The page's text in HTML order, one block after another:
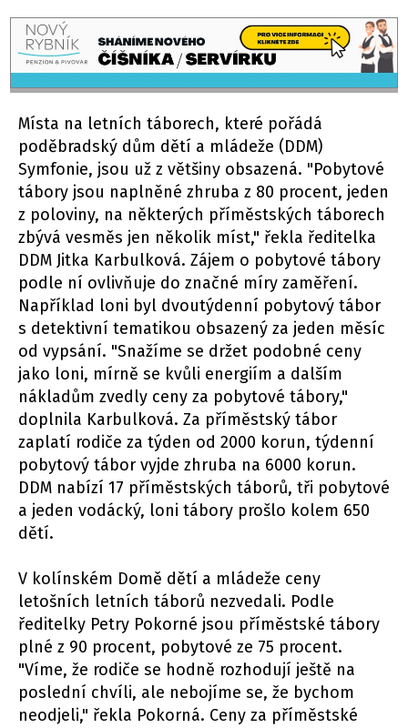
Místa na letních táborech, které pořádá
poděbradský dům dětí a mládeže (DDM)
Symfonie, jsou už z většiny obsazená. "Pobytové
tábory jsou naplněné zhruba z 80 procent, jeden
z poloviny, na některých příměstských táborech
zbývá vesměs jen několik míst," řekla ředitelka
DDM Jitka Karbulková. Zájem o pobytové tábory
podle ní ovlivňuje do značné míry zaměření.
Například loni byl dvoutýdenní pobytový tábor
s detektivní tematikou obsazený za jeden měsíc
od vypsání. "Snažíme se držet podobné ceny
jako loni, mírně se kvůli energiím a dalším
nákladům zvedly ceny za pobytové tábory,"
doplnila Karbulková. Za příměstský tábor
zaplatí rodiče za týden od 2000 korun, týdenní
pobytový tábor vyjde zhruba na 6000 korun.
DDM nabízí 17 příměstských táborů, tři pobytové
a jeden vodácký, loni tábory prošlo kolem 650
dětí.
V kolínském Domě dětí a mládeže ceny
letošních letních táborů nezvedali. Podle
ředitelky Petry Pokorné jsou příměstské tábory
plné z 90 procent, pobytové ze 75 procent.
"Víme, že rodiče se hodně rozhodují ještě na
poslední chvíli, ale nebojíme se, že bychom
neodjeli," řekla Pokorná. Ceny za příměstské